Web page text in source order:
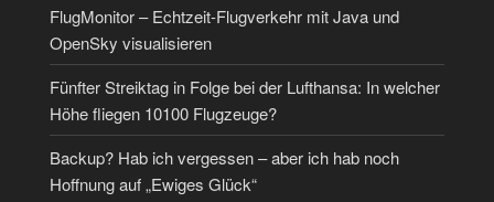
FlugMonitor – Echtzeit-Flugverkehr mit Java und
OpenSky visualisieren
Fünfter Streiktag in Folge bei der Lufthansa: In welcher
Höhe fliegen 10100 Flugzeuge?
Backup? Hab ich vergessen – aber ich hab noch
Hoffnung auf „Ewiges Glück“